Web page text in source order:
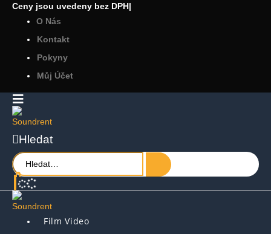
Ceny jsou uvedeny bez DPH|
O Nás
Kontakt
Pokyny
Můj Účet
Hledat
Film Video